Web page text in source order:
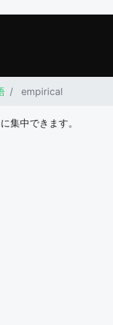
empirical
集中できます。